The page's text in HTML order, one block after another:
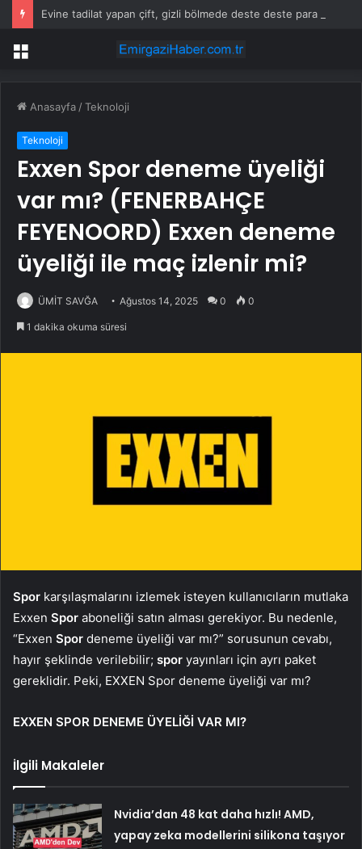
Menü
Anasayfa /Teknoloji
Teknoloji
Exxen Spor deneme üyeliği
var mı? (FENERBAHÇE
FEYENOORD) Exxen deneme
üyeliği ile maç izlenir mi?
ÜMİT SAVĞA Ağustos 14, 2025 0 0
1 dakika okuma süresi
Spor karşılaşmalarını izlemek isteyen kullanıcıların mutlaka
Exxen Spor aboneliği satın alması gerekiyor. Bu nedenle,
“Exxen Spor deneme üyeliği var mı?” sorusunun cevabı,
hayır şeklinde verilebilir; spor yayınları için ayrı paket
gereklidir. Peki, EXXEN Spor deneme üyeliği var mı?
EXXEN SPOR DENEME ÜYELİĞİ VAR MI?
İlgili Makaleler
Nvidia’dan 48 kat daha hızlı! AMD,
yapay zeka modellerini silikona taşıyor